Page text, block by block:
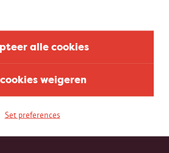
alle cookies
weigeren
Set preferences